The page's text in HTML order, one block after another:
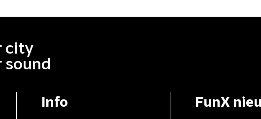
city
sound
Info FunX